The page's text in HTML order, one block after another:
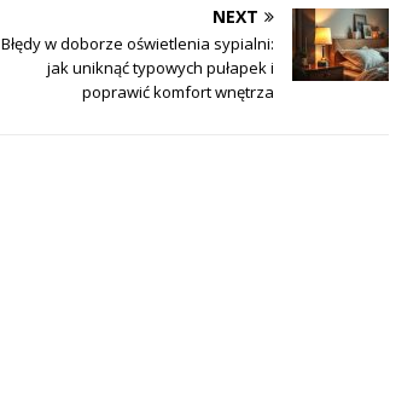
NEXT
Błędy w doborze oświetlenia sypialni:
jak uniknąć typowych pułapek i
poprawić komfort wnętrza